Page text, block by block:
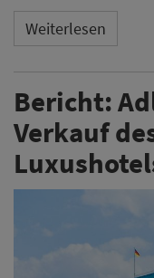
Weiterlesen
Bericht:
Verkauf